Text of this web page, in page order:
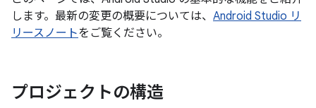
します。最新の変更の概要については、 Android Studio リ
リースノートをご覧ください。
プロジェクトの構造